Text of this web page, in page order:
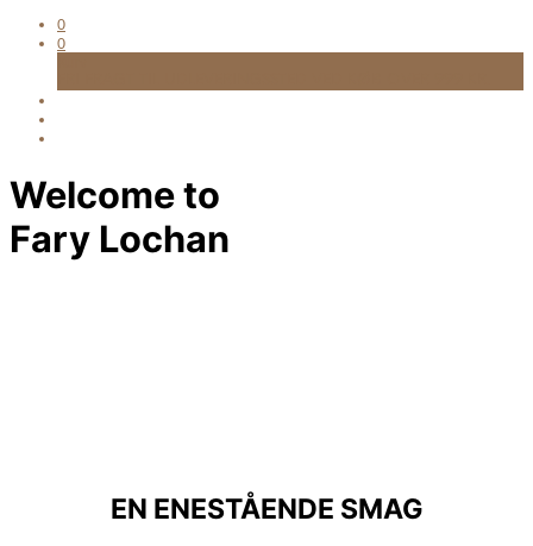
0
0
Welcome to
Fary Lochan
EN ENESTÅENDE SMAG